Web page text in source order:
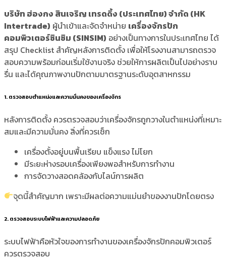
บริษัท ฮ่องกง สินเจริญ เทรดดิ้ง (ประเทศไทย) จำกัด (HK
Intertrade) ผู้นำเข้าและจัดจำหน่าย เครื่องจักรปัก
คอมพิวเตอร์ซินซิม (SINSIM) อย่างเป็นทางการในประเทศไทย ได้
สรุป Checklist สำคัญหลังการติดตั้ง เพื่อให้โรงงานสามารถตรวจ
สอบความพร้อมก่อนเริ่มใช้งานจริง ช่วยให้การผลิตเป็นไปอย่างราบ
รื่น และได้คุณภาพงานปักตามมาตรฐานระดับอุตสาหกรรม
1. ตรวจสอบตำแหน่งและความมั่นคงของเครื่องจักร
หลังการติดตั้ง ควรตรวจสอบว่าเครื่องจักรถูกวางในตำแหน่งที่เหมาะ
สมและมีความมั่นคง สิ่งที่ควรเช็ก
เครื่องตั้งอยู่บนพื้นเรียบ แข็งแรง ไม่โยก
มีระยะห่างรอบเครื่องเพียงพอสำหรับการทำงาน
การจัดวางสอดคล้องกับไลน์การผลิต
จุดนี้สำคัญมาก เพราะมีผลต่อความแม่นยำของงานปักโดยตรง
2. ตรวจสอบระบบไฟฟ้าและความปลอดภัย
ระบบไฟฟ้าคือหัวใจของการทำงานของเครื่องจักรปักคอมพิวเตอร์
ควรตรวจสอบ